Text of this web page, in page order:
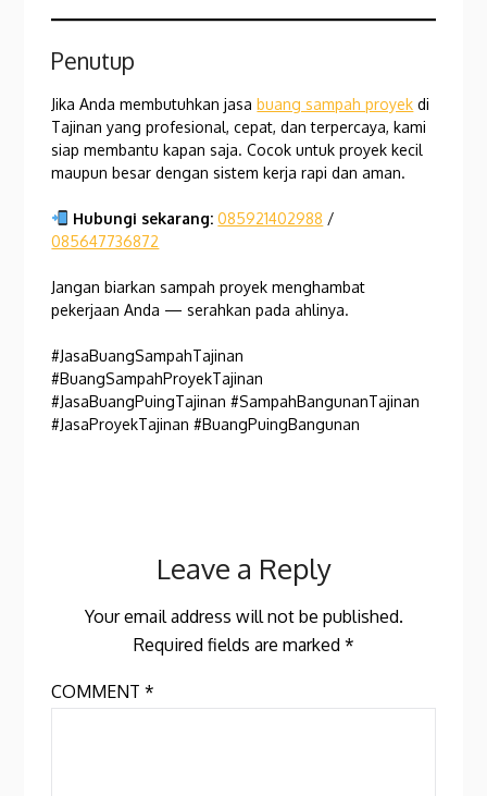
Penutup
Jika Anda membutuhkan jasabuang sampah proyek di
Tajinan yang profesional, cepat, dan terpercaya, kami
siap membantu kapan saja. Cocok untuk proyek kecil
maupun besar dengan sistem kerja rapi dan aman.
Hubungi sekarang: 085921402988 /
085647736872
Jangan biarkan sampah proyek menghambat
pekerjaan Anda — serahkan pada ahlinya.
#JasaBuangSampahTajinan
#BuangSampahProyekTajinan
#JasaBuangPuingTajinan #SampahBangunanTajinan
#JasaProyekTajinan #BuangPuingBangunan
Leave a Reply
Your email address will not be published.
Required fields are marked *
COMMENT*